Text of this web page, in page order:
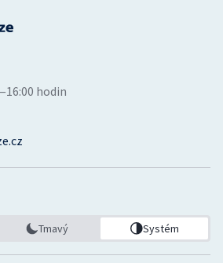
hodin
Tmavý Systém